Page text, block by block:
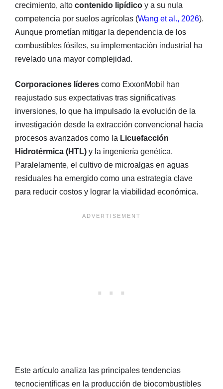
crecimiento, alto contenido lipídico y a su nula
competencia por suelos agrícolas (Wang et al., 2026).
Aunque prometían mitigar la dependencia de los
combustibles fósiles, su implementación industrial ha
revelado una mayor complejidad.
Corporaciones líderes como ExxonMobil han
reajustado sus expectativas tras significativas
inversiones, lo que ha impulsado la evolución de la
investigación desde la extracción convencional hacia
procesos avanzados como la Licuefacción
Hidrotérmica (HTL) y la ingeniería genética.
Paralelamente, el cultivo de microalgas en aguas
residuales ha emergido como una estrategia clave
para reducir costos y lograr la viabilidad económica.
Este artículo analiza las principales tendencias
tecnocientíficas en la producción de biocombustibles